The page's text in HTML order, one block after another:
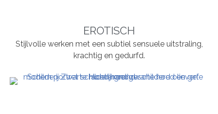
EROTISCH
Stijlvolle werken met een subtiel sensuele uitstraling,
krachtig en gedurfd.